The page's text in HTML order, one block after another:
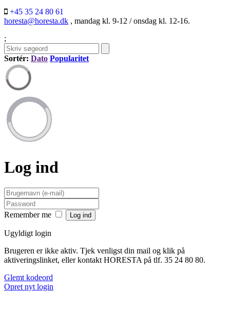
+45 35 24 80 61
horesta@horesta.dk , mandag kl. 9-12 / onsdag kl. 12-16.
;
Sortér: Dato Popularitet
Log ind
Remember me
Ugyldigt login
Brugeren er ikke aktiv. Tjek venligst din mail og klik på
aktiveringslinket, eller kontakt HORESTA på tlf. 35 24 80 80.
Glemt kodeord
Opret nyt login